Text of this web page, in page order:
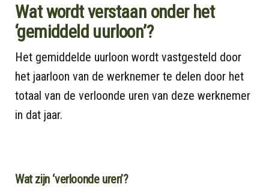
Wat wordt verstaan onder het
‘gemiddeld uurloon’?
Het gemiddelde uurloon wordt vastgesteld door
het jaarloon van de werknemer te delen door het
totaal van de verloonde uren van deze werknemer
in dat jaar.
Wat zijn ‘verloonde uren’?